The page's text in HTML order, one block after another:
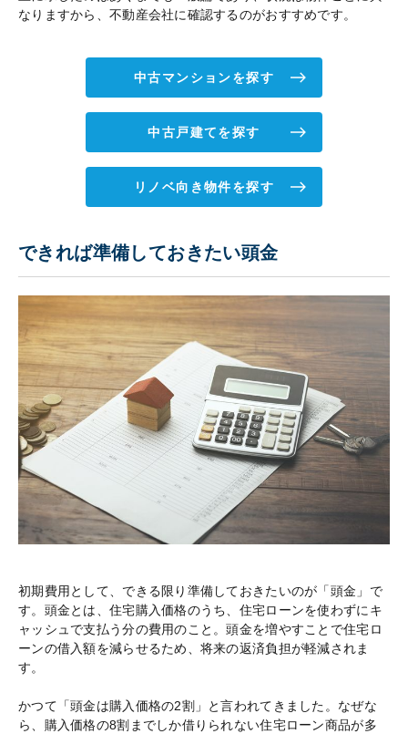
なりますから、不動産会社に確認するのがおすすめです。
中古マンションを探す
中古戸建てを探す
リノベ向き物件を探す
できれば準備しておきたい頭金
初期費用として、できる限り準備しておきたいのが「頭金」で
す。頭金とは、住宅購入価格のうち、住宅ローンを使わずにキ
ャッシュで支払う分の費用のこと。頭金を増やすことで住宅ロ
ーンの借入額を減らせるため、将来の返済負担が軽減されま
す。
かつて「頭金は購入価格の2割」と言われてきました。なぜな
ら、購入価格の8割までしか借りられない住宅ローン商品が多